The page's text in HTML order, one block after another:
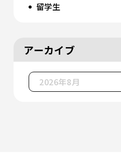
留学生
アーカイブ